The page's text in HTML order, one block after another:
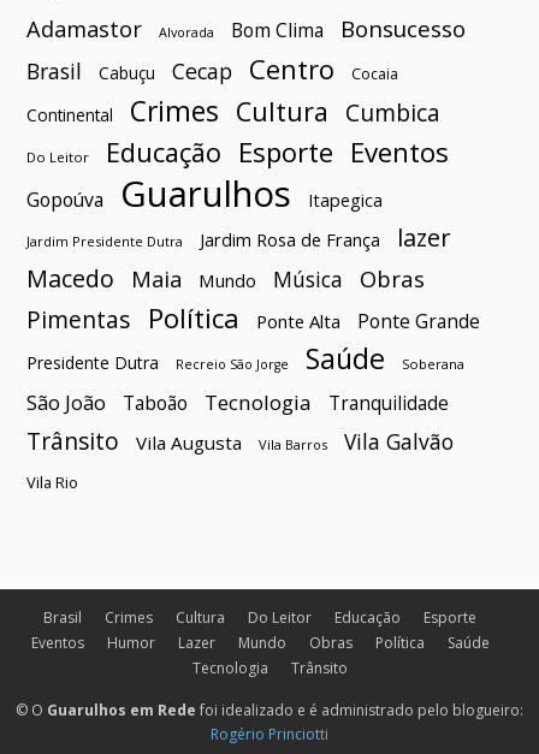
Adamastor Alvorada Bom Clima Bonsucesso
Brasil Cabuçu Cecap Centro Cocaia
Continental Crimes Cultura Cumbica
Do Leitor Educação Esporte Eventos
Gopoúva Guarulhos Itapegica
Jardim Presidente Dutra Jardim Rosa de França
lazer
Macedo
Maia Mundo Música Obras
Pimentas Política Ponte Alta Ponte Grande
Presidente Dutra Recreio São Jorge Saúde Soberana
São João Taboão Tecnologia Tranquilidade
Trânsito Vila Augusta Vila Barros Vila Galvão
Vila Rio
Brasil Crimes Cultura Do Leitor Educação
Esporte
Eventos
Humor Lazer Mundo Obras Política
Saúde
Tecnologia
Trânsito
© O Guarulhos em Rede foi idealizado e é administrado pelo blogueiro:
Rogério Princiotti